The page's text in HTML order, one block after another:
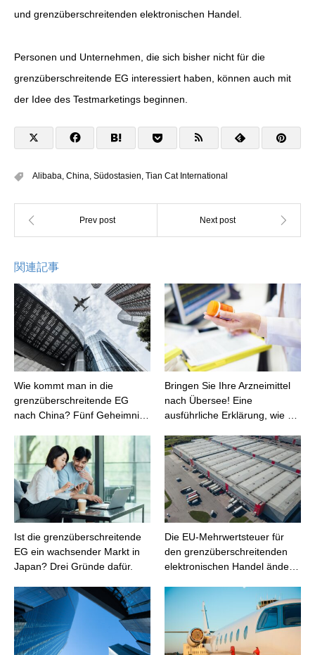
und grenzüberschreitenden elektronischen Handel.
Personen und Unternehmen, die sich bisher nicht für die
grenzüberschreitende EG interessiert haben, können auch mit
der Idee des Testmarketings beginnen.
Alibaba, China, Südostasien, Tian Cat International
関連記事
Wie kommt man in die
grenzüberschreitende EG
nach China? Fünf Geheimni…
Bringen Sie Ihre Arzneimittel
nach Übersee! Eine
ausführliche Erklärung, wie …
Ist die grenzüberschreitende
EG ein wachsender Markt in
Japan? Drei Gründe dafür.
Die EU-Mehrwertsteuer für
den grenzüberschreitenden
elektronischen Handel ände…